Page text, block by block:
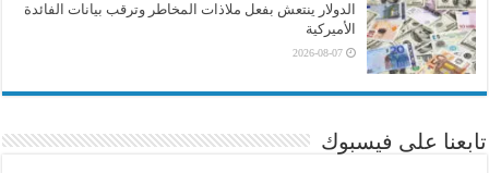
الدولار ينتعش بفعل ملاذات المخاطر وترقب بيانات الفائدة
الأميركية
2026-08-07
تابعنا على فيسبوك